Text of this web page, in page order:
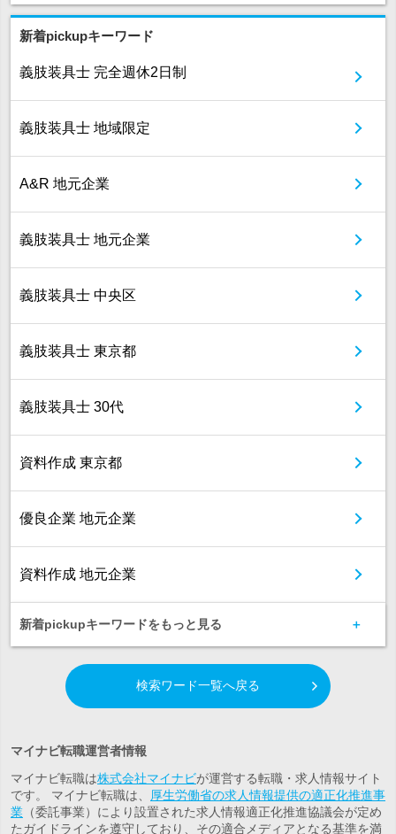
新着pickupキーワード
義肢装具士 完全週休2日制
義肢装具士 地域限定
A&R 地元企業
義肢装具士 地元企業
義肢装具士 中央区
義肢装具士 東京都
義肢装具士 30代
資料作成 東京都
優良企業 地元企業
資料作成 地元企業
新着pickupキーワードをもっと見る
検索ワード一覧へ戻る
マイナビ転職運営者情報
マイナビ転職は株式会社マイナビが運営する転職・求人情報サイト
です。 マイナビ転職は、
厚生労働省の求人情報提供の適正化推進事
業 （委託事業）により設置された求人情報適正化推進協議会が定め
たガイドラインを遵守しており、その適合メディアとなる基準を満